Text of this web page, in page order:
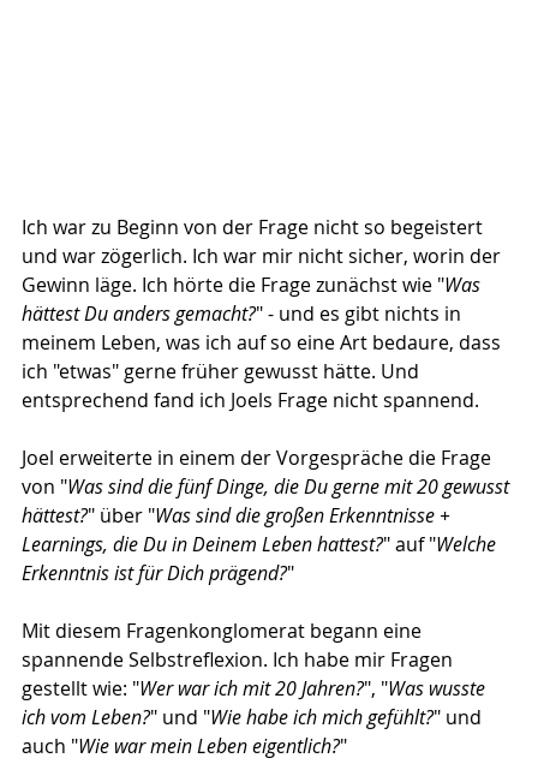
Ich war zu Beginn von der Frage nicht so begeistert
und war zögerlich. Ich war mir nicht sicher, worin der
Gewinn läge. Ich hörte die Frage zunächst wie "Was
hättest Du anders gemacht?" - und es gibt nichts in
meinem Leben, was ich auf so eine Art bedaure, dass
ich "etwas" gerne früher gewusst hätte. Und
entsprechend fand ich Joels Frage nicht spannend.
Joel erweiterte in einem der Vorgespräche die Frage
von "Was sind die fünf Dinge, die Du gerne mit 20 gewusst
hättest?" über "Was sind die großen Erkenntnisse +
Learnings, die Du in Deinem Leben hattest?" auf "Welche
Erkenntnis ist für Dich prägend?"
Mit diesem Fragenkonglomerat begann eine
spannende Selbstreflexion. Ich habe mir Fragen
gestellt wie: "Wer war ich mit 20 Jahren?", "Was wusste
ich vom Leben?" und "Wie habe ich mich gefühlt?" und
auch "Wie war mein Leben eigentlich?"